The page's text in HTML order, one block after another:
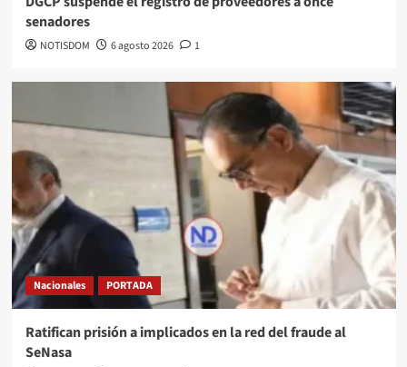
senadores
NOTISDOM 6 agosto 2026 1
Nacionales PORTADA
Ratifican prisión a implicados en la red del fraude al
SeNasa